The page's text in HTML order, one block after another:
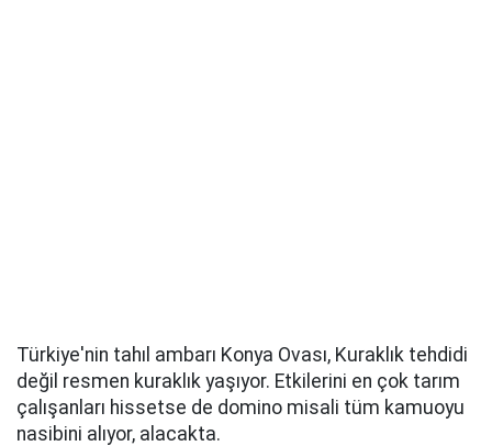
Türkiye'nin tahıl ambarı Konya Ovası, Kuraklık tehdidi
değil resmen kuraklık yaşıyor. Etkilerini en çok tarım
çalışanları hissetse de domino misali tüm kamuoyu
nasibini alıyor, alacakta.